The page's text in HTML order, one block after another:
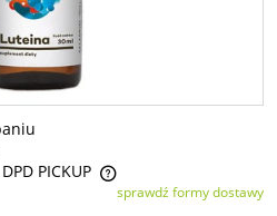
PICKUP
kosztów płatnościsprawdź formy dostawy